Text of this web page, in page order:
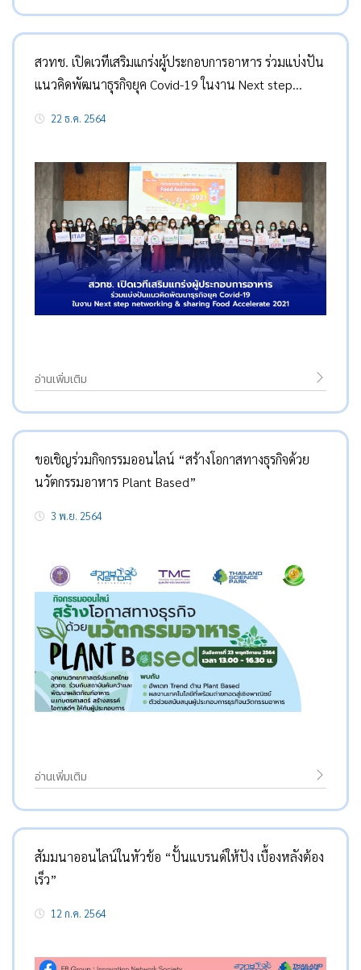
สวทช. เปิดเวทีเสริมแกร่งผู้ประกอบการอาหาร ร่วมแบ่งปัน
แนวคิดพัฒนาธุรกิจยุค Covid-19 ในงาน Next step
22 ธ.ค. 2564
อ่านเพิ่มเติม
ขอเชิญร่วมกิจกรรมออนไลน์ “สร้างโอกาสทางธุรกิจด้วย
นวัตกรรมอาหาร Plant Based”
3 พ.ย. 2564
อ่านเพิ่มเติม
สัมมนาออนไลน์ในหัวข้อ “ปั้นแบรนด์ให้ปัง เบื้องหลังต้อง
เร็ว”
12 ก.ค. 2564